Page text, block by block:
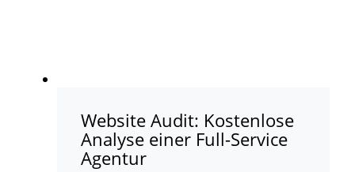
Website Audit: Kostenlose
Analyse einer Full-Service
Agentur